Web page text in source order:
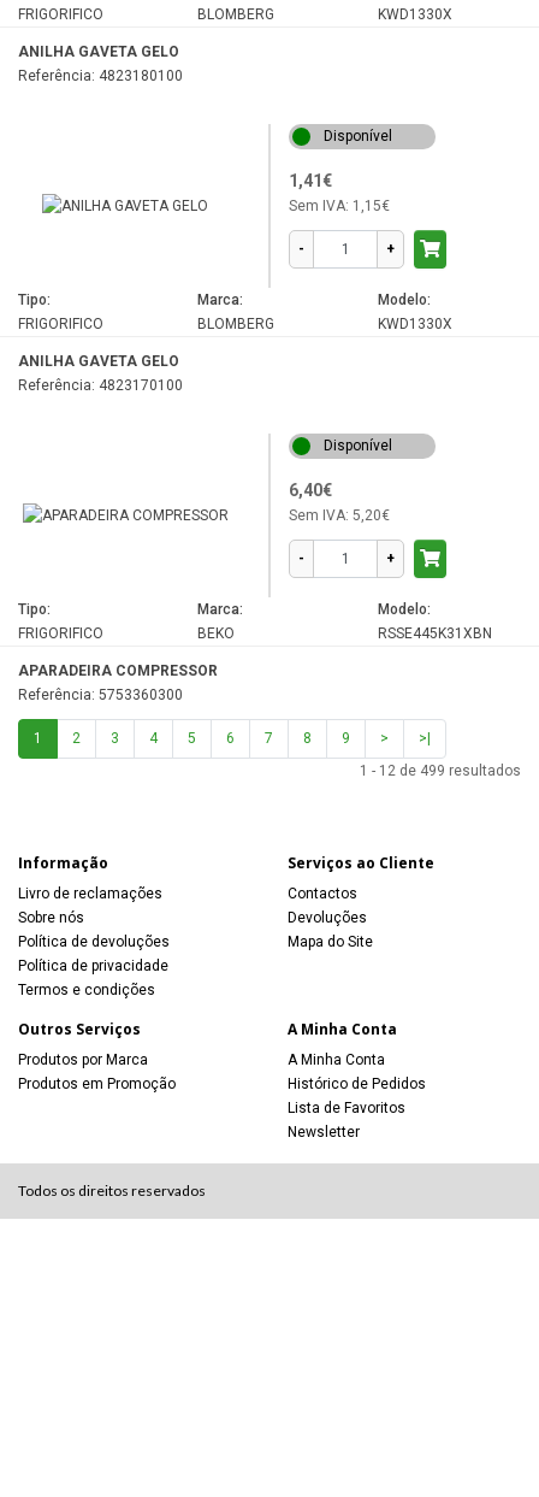
TS190020
TSE1282
TSE1400
FRIGORIFICO
BLOMBERG
KWD1330X
ANILHA GAVETA GELO
Referência: 4823180100
Tipo:
FRIGORIFICO
Marca:
BLOMBERG
Modelo:
KWD1330X
ANILHA GAVETA GELO
Referência: 4823170100
Disponível
1,41€
Sem IVA: 1,15€
- +
Tipo:
FRIGORIFICO
Marca:
BEKO
Modelo:
RSSE445K31XBN
APARADEIRA COMPRESSOR
Referência: 5753360300
Disponível
6,40€
Sem IVA: 5,20€
- +
1 2 3 4 5 6 7 8 9 >
>|
1 - 12 de 499 resultados
Informação
Livro de reclamações
Sobre nós
Política de devoluções
Política de privacidade
Termos e condições
Serviços ao Cliente
Contactos
Devoluções
Mapa do Site
Outros Serviços
Produtos por Marca
Produtos em Promoção
A Minha Conta
A Minha Conta
Histórico de Pedidos
Lista de Favoritos
Newsletter
Todos os direitos reservados